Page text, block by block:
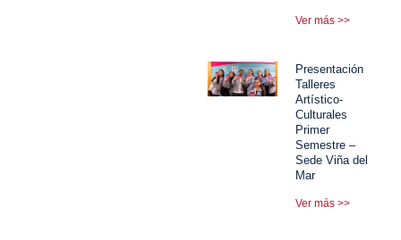
Ver más >>
Presentación
Talleres
Artístico-
Culturales
Primer
Semestre –
Sede Viña del
Mar
Ver más >>